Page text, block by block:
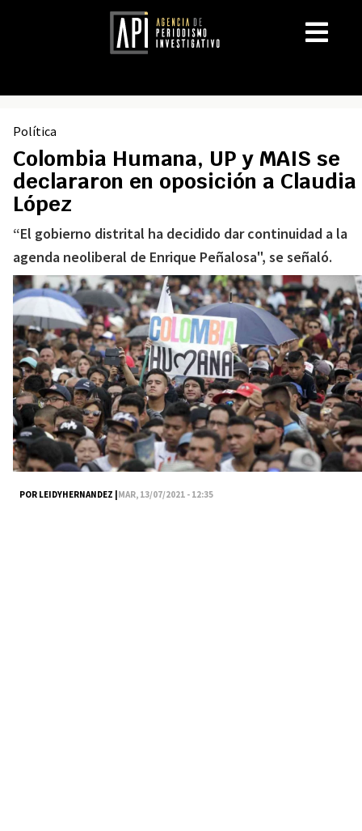
Política
Colombia Humana, UP y MAIS se
declararon en oposición a Claudia
López
“El gobierno distrital ha decidido dar continuidad a la
agenda neoliberal de Enrique Peñalosa", se señaló.
POR LEIDYHERNANDEZ |MAR, 13/07/2021 - 12:35